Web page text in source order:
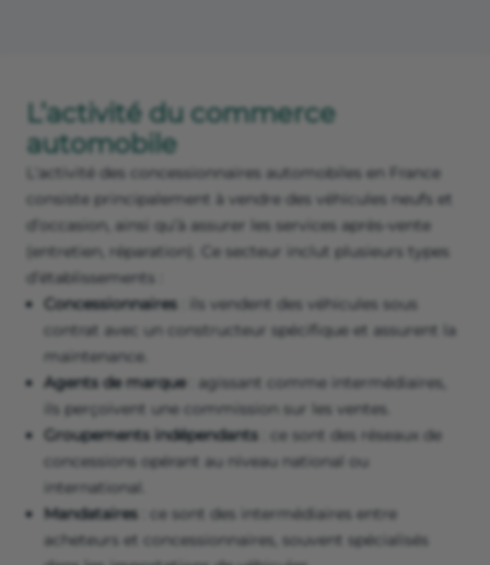
L’activité du commerce
automobile
L'activité des concessionnaires automobiles en France
consiste principalement à vendre des véhicules neufs et
d’occasion, ainsi qu’à assurer les services après-vente
(entretien, réparation). Ce secteur inclut plusieurs types
d’établissements :
Concessionnaires : ils vendent des véhicules sous
contrat avec un constructeur spécifique et assurent la
maintenance.
Agents de marque: agissant comme intermédiaires,
ils perçoivent une commission sur les ventes.
Groupements indépendants : ce sont des réseaux de
concessions opérant au niveau national ou
international.
Mandataires : ce sont des intermédiaires entre
acheteurs et concessionnaires, souvent spécialisés